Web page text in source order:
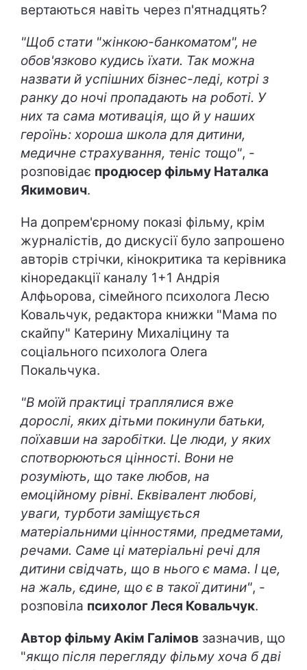
вертаються навіть через п'ятнадцять?
"Щоб стати "жінкою-банкоматом", не
обов'язково кудись їхати. Так можна
назвати й успішних бізнес-леді, котрі з
ранку до ночі пропадають на роботі. У
них та сама мотивація, що й у наших
героїнь: хороша школа для дитини,
медичне страхування, теніс тощо", -
розповідає продюсер фільму Наталка
Якимович.
На допрем'єрному показі фільму, крім
журналістів, до дискусії було запрошено
авторів стрічки, кінокритика та керівника
кіноредакції каналу 1+1 Андрія
Алфьорова, сімейного психолога Лесю
Ковальчук, редактора книжки "Мама по
скайпу" Катерину Михаліцину та
соціального психолога Олега
Покальчука.
"В моїй практиці траплялися вже
дорослі, яких дітьми покинули батьки,
поїхавши на заробітки. Це люди, у яких
спотворюються цінності. Вони не
розуміють, що таке любов, на
емоційному рівні. Еквівалент любові,
уваги, турботи заміщується
матеріальними цінностями, предметами,
речами. Саме ці матеріальні речі для
дитини свідчать, що в нього є мама. І це,
на жаль, єдине, що є в такої дитини", -
розповіла психолог Леся Ковальчук.
Автор фільму Акім Галімов зазначив, що
"якщо після перегляду фільму хоча б дві